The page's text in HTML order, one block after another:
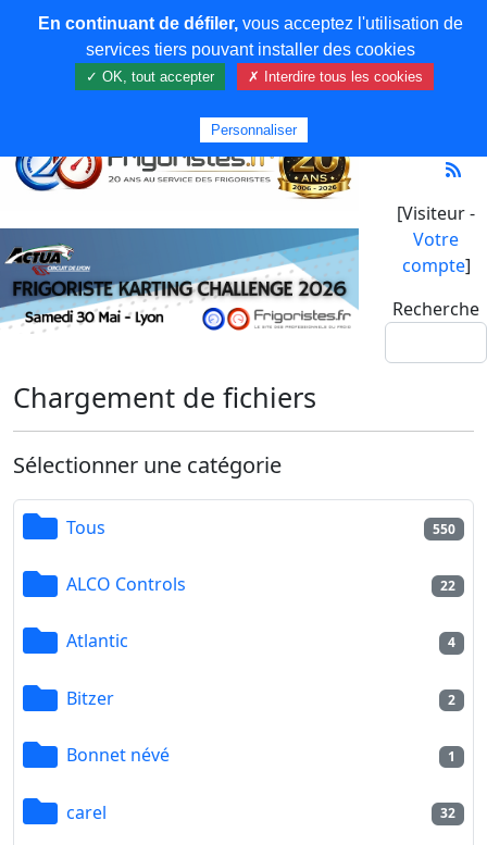
[Visiteur -
Votre
compte]
Recherche
Chargement de fichiers
Sélectionner une catégorie
Tous 550
ALCO Controls 22
Atlantic 4
Bitzer 2
Bonnet névé 1
carel 32
En continuant de défiler,vous acceptez l'utilisation de
services tiers pouvant installer des cookies
✓ OK, tout accepter ✗ Interdire tous les cookies
Personnaliser